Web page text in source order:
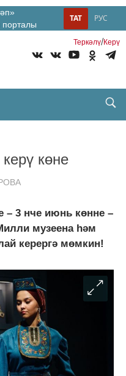
РУС
ТАТ
Теркəлү/Керү
көне
3 нче июнь көнне –
музеена һәм
керергә мөмкин!